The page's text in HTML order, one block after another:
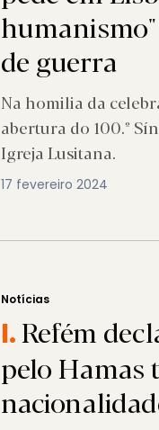
de guerra
Na homilia da
abertura do 100.º
Igreja Lusitana.
17 fevereiro 2024
Notícias
I.Refém
pelo Hamas